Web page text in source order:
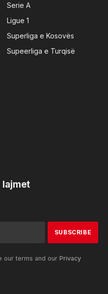
Serie A
Ligue 1
Superliga e Kosovës
Supeerliga e Turqisë
lajmet
our terms and our Privacy